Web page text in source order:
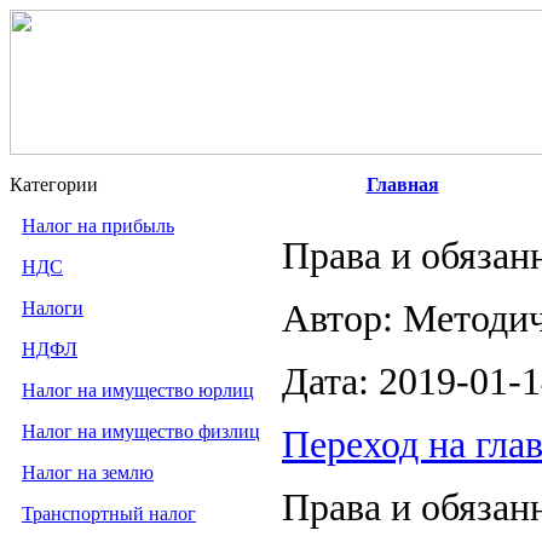
Категории
Налог на прибыль
НДС
Налоги
НДФЛ
Налог на имущество юрлиц
Налог на имущество физлиц
Налог на землю
Транспортный налог
Главная
Права и
Автор:
Дата: 2019-01-
Переход на
Права и